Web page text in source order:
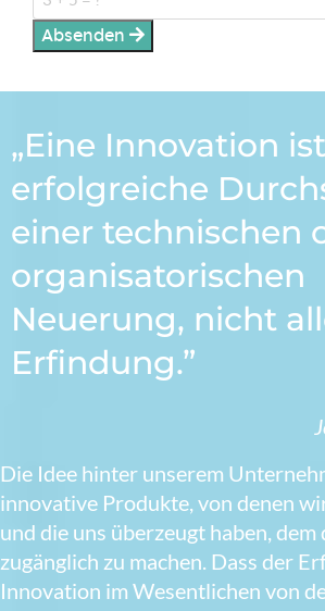
Absenden
„Eine Innovation
erfolgreiche
einer technischen
organisatorischen
Neuerung, nicht
Erfindung.”
Die Idee hinter unserem
innovative Produkte, von denen
und die uns überzeugt haben,
zugänglich zu machen. Dass der
Innovation im Wesentlichen von